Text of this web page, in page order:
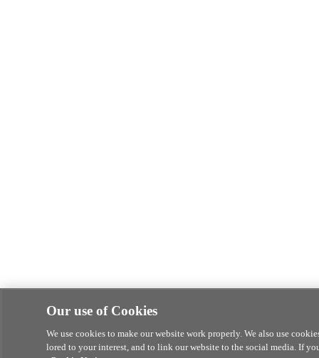
Our use of Cookies
We use cookies to make our website work properly. We also use
lored to your interest, and to link our website to the social media. If